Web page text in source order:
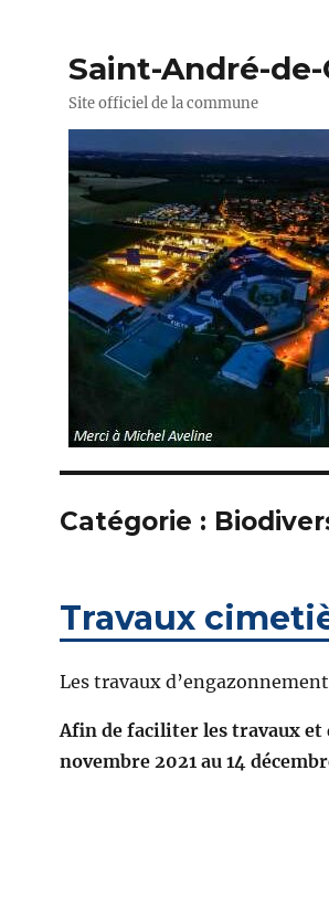
Saint-André-
Site officiel de la commune
Catégorie :
Travaux
Les travaux
Afin de faciliter les travaux et
novembre 2021 au 14